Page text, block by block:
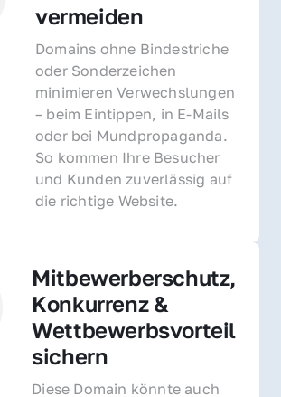
vermeiden
Domains ohne Bindestriche
oder Sonderzeichen
minimieren Verwechslungen
– beim Eintippen, in E-Mails
oder bei Mundpropaganda.
So kommen Ihre Besucher
und Kunden zuverlässig auf
die richtige Website.
Mitbewerberschutz,
Konkurrenz &
Wettbewerbsvorteil
sichern
Diese Domain könnte auch